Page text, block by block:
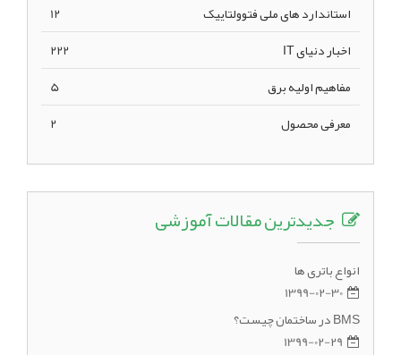
استاندارد های ملی فتوولتاییک
12
اخبار دنیای IT
222
مفاهیم اولیه برق
5
معرفی محصول
2
جدیدترین مقالات آموزشی
انواع باتری ها
1399-02-30
BMS در ساختمان چیست؟
1399-02-29